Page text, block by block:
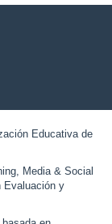
Educativa de
Media & Social
Evaluación y